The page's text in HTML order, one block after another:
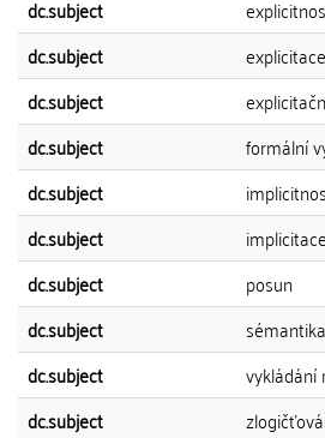
dc.subject
dc.subject
explicitace
dc.subject
dc.subject
formální
dc.subject
dc.subject
implicitace
dc.subject
posun
dc.subject
sémantika
dc.subject
vykládání
dc.subject